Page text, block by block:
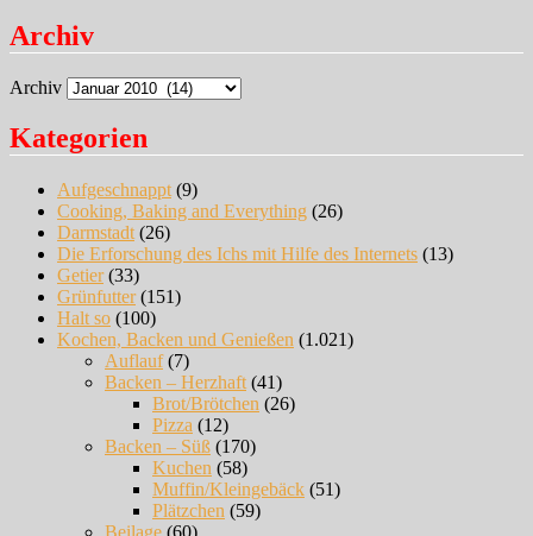
Archiv
Archiv
Kategorien
Aufgeschnappt (9)
Cooking, Baking and Everything (26)
Darmstadt (26)
Die Erforschung des Ichs mit Hilfe des Internets (13)
Getier(33)
Grünfutter(151)
Halt so (100)
Kochen, Backen und Genießen (1.021)
Auflauf(7)
Backen – Herzhaft (41)
Brot/Brötchen (26)
Pizza (12)
Backen – Süß (170)
Kuchen (58)
Muffin/Kleingebäck (51)
Plätzchen (59)